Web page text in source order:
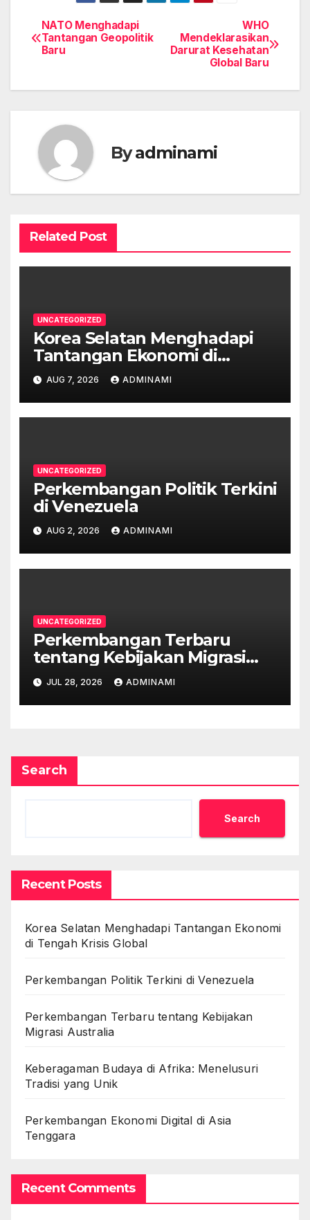
Post
navigation
WHO
Mendeklarasikan
Darurat Kesehatan
Global Baru
NATO Menghadapi
Tantangan Geopolitik
Baru
Byadminami
Related Post
UNCATEGORIZED
Korea Selatan Menghadapi
Tantangan Ekonomi di
Tengah Krisis Global
AUG 7, 2026 ADMINAMI
UNCATEGORIZED
Perkembangan Politik Terkini
di Venezuela
AUG 2, 2026 ADMINAMI
UNCATEGORIZED
Perkembangan Terbaru
tentang Kebijakan Migrasi
Australia
JUL 28, 2026 ADMINAMI
Search
Search
Recent Posts
Korea Selatan Menghadapi Tantangan Ekonomi
di Tengah Krisis Global
Perkembangan Politik Terkini di Venezuela
Perkembangan Terbaru tentang Kebijakan
Migrasi Australia
Keberagaman Budaya di Afrika: Menelusuri
Tradisi yang Unik
Perkembangan Ekonomi Digital di Asia
Tenggara
Recent Comments